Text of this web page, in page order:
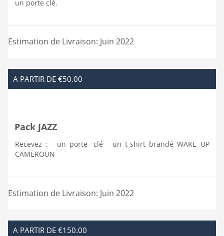
un porte clé.
Estimation de Livraison: Juin 2022
A PARTIR DE €50.00
Pack JAZZ
Recevez : - un porte- clé - un t-shirt brandé WAKE UP
CAMEROUN
Estimation de Livraison: Juin 2022
A PARTIR DE €150.00